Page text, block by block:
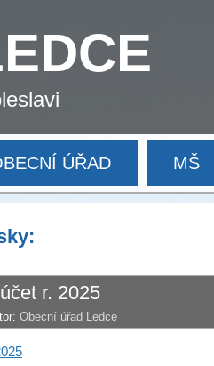
ÚŘAD MŠ
r. 2025
Obecní úřad Ledce